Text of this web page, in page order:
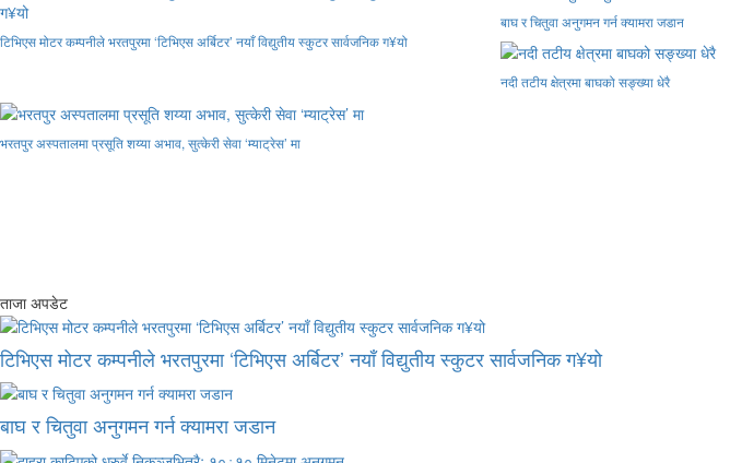
टिभिएस मोटर कम्पनीले भरतपुरमा ‘टिभिएस अर्बिटर’ नयाँ विद्युतीय स्कुटर सार्वजनिक ग¥यो
बाघ र चितुवा अनुगमन गर्न क्यामरा जडान
नदी तटीय क्षेत्रमा बाघको सङ्ख्या धेरै
भरतपुर अस्पतालमा प्रसूति शय्या अभाव, सुत्केरी सेवा ‘म्याट्रेस’ मा
ताजा अपडेट
टिभिएस मोटर कम्पनीले भरतपुरमा ‘टिभिएस अर्बिटर’ नयाँ विद्युतीय स्कुटर सार्वजनिक ग¥यो
बाघ र चितुवा अनुगमन गर्न क्यामरा जडान